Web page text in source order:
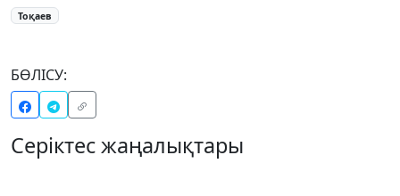
Тоқаев
БӨЛІСУ:
Серіктес жаңалықтары